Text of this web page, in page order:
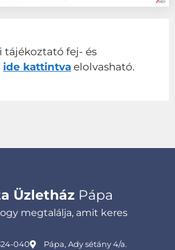
tájékoztató fej- és
ide kattintva elolvasható.
ÜzletházPápa
megtalálja, amit keres
040
Pápa, Ady sétány 4/a.